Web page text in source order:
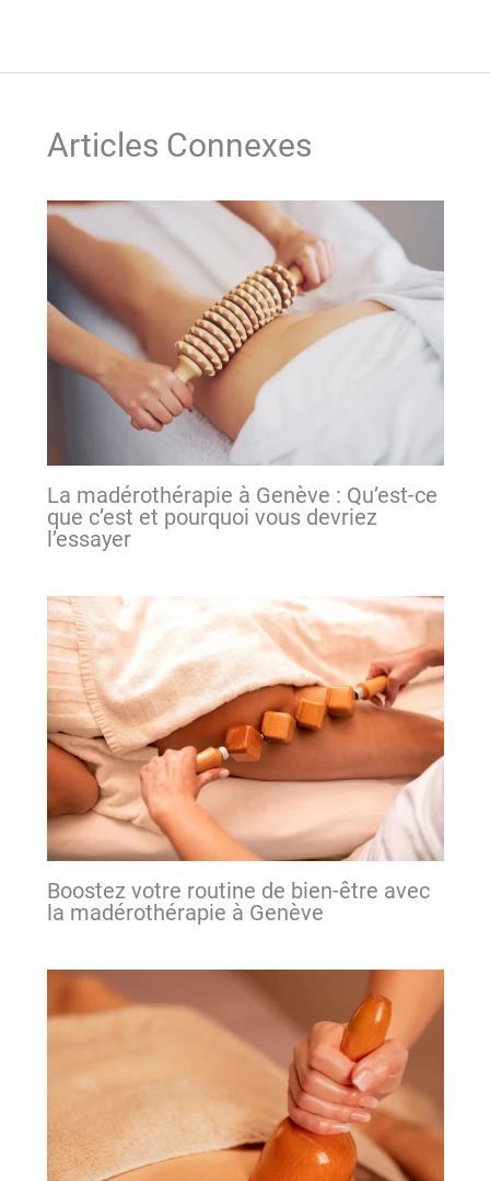
Articles Connexes
La madérothérapie à Genève : Qu’est-ce
que c’est et pourquoi vous devriez
l’essayer
Boostez votre routine de bien-être avec
la madérothérapie à Genève